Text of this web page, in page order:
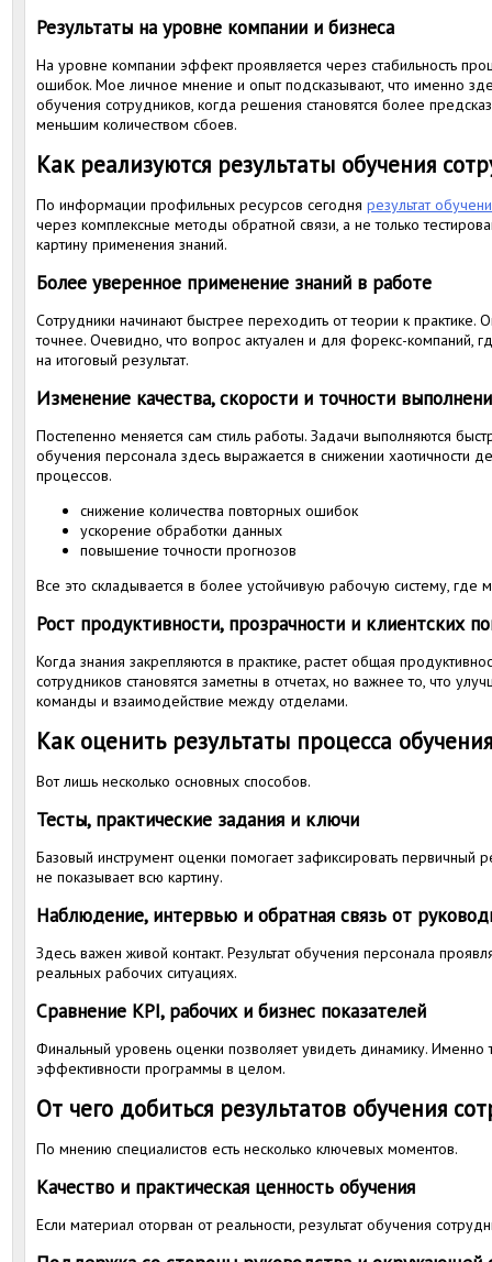
Результаты на уровне компании и бизнеса
На уровне компании эффект проявляется через стабильность
ошибок. Мое личное мнение и опыт подсказывают, что именно
обучения сотрудников, когда решения становятся более
меньшим количеством сбоев.
Как реализуются результаты обучения
По информации профильных ресурсов сегодня результат
через комплексные методы обратной связи, а не только
картину применения знаний.
Более уверенное применение знаний в работе
Сотрудники начинают быстрее переходить от теории к
точнее. Очевидно, что вопрос актуален и для форекс-компаний,
на итоговый результат.
Изменение качества, скорости и точности
Постепенно меняется сам стиль работы. Задачи выполняются
обучения персонала здесь выражается в снижении хаотичности
процессов.
снижение количества повторных ошибок
ускорение обработки данных
повышение точности прогнозов
Все это складывается в более устойчивую рабочую систему, где
Рост продуктивности, прозрачности и клиентских
Когда знания закрепляются в практике, растет общая
сотрудников становятся заметны в отчетах, но важнее то, что
команды и взаимодействие между отделами.
Как оценить результаты процесса
Вот лишь несколько основных способов.
Тесты, практические задания и ключи
Базовый инструмент оценки помогает зафиксировать первичный
не показывает всю картину.
Наблюдение, интервью и обратная связь от
Здесь важен живой контакт. Результат обучения персонала
реальных рабочих ситуациях.
Сравнение KPI, рабочих и бизнес показателей
Финальный уровень оценки позволяет увидеть динамику.
эффективности программы в целом.
От чего добиться результатов обучения
По мнению специалистов есть несколько ключевых моментов.
Качество и практическая ценность обучения
Если материал оторван от реальности, результат обучения